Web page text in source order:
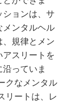
ョンは、サ
ンタルヘル
規律とメン
スリートを
っていま
クなメンタル
リートは、レ